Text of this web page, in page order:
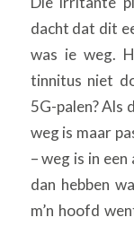
dacht dat dit
was ie weg.
tinnitus niet
5G-palen? Als
weg is maar
– weg is in
dan hebben
m’n hoofd